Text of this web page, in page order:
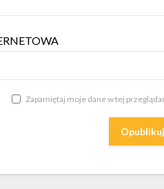
Zapamiętaj moje dane w tej